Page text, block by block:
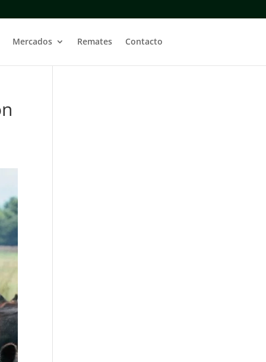
Mercados Remates Contacto